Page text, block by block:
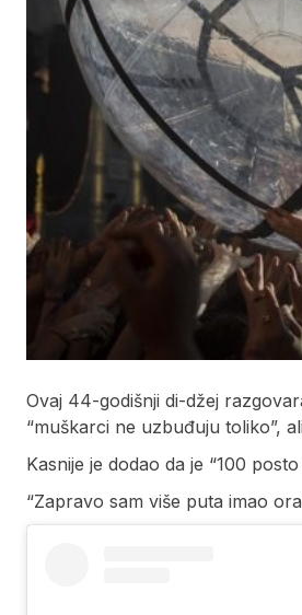
Ovaj 44-godišnji di-džej
“muškarci ne uzbuđuju toliko”,
Kasnije je dodao da je “100
“Zapravo sam više puta imao